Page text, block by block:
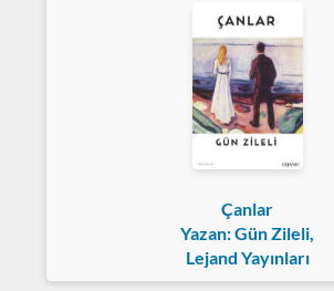
Çanlar
Yazan: Gün Zileli,
Lejand Yayınları